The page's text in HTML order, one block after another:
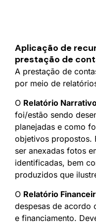
Aplicação de
prestação de
A prestação de
por meio de
O Relatório
foi/estão sendo
planejadas e como
objetivos propostos.
ser anexadas fotos
identificadas, bem
produzidos que
O Relatório
despesas de acordo
e financiamento.